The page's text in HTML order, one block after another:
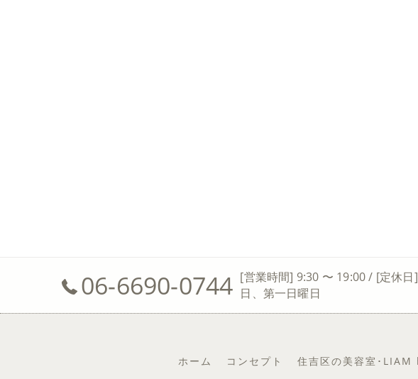
06-6690-0744 [営業時間] 9:30 〜 19:00 / [定休日
日、第一日曜日
ホーム コンセプト 住吉区の美容室･